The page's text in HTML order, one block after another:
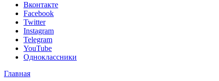
Вконтакте
Facebook
Twitter
Instagram
Telegram
YouTube
Одноклассники
Главная